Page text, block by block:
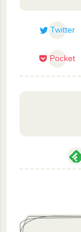
Twitter
Pocket